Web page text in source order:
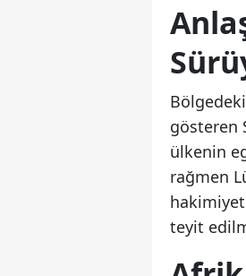
gösteren
ülkenin
rağmen
teyit